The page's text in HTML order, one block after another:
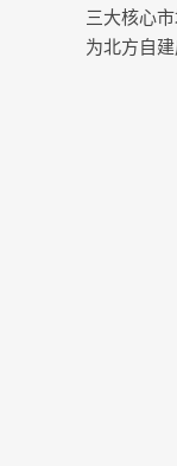
三大核心
为北方自